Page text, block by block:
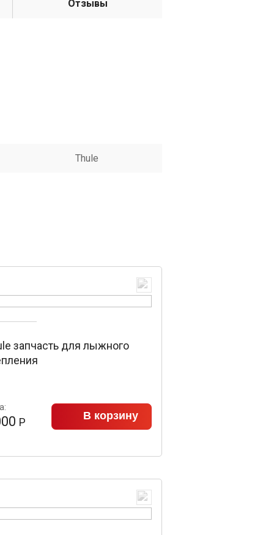
Отзывы
Thule
запчасть для лыжного
Р В корзину